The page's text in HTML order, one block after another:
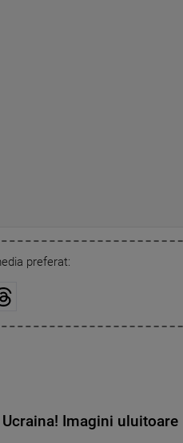
preferat:
Imagini uluitoare